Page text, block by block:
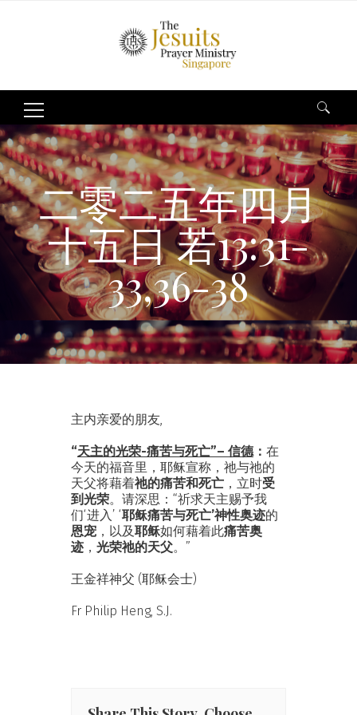
Search
for:
二零二五年四月
十五日 若13:31-
33,36-38
主内亲爱的朋友,
“天主的光荣-痛苦与死亡”– 信德： 在
今天的福音里，耶稣宣称，祂与祂的
天父将藉着祂的痛苦和死亡 ，立时受
到光荣。请深思：“祈求天主赐予我
们‘进入’ ‘耶稣痛苦与死亡’神性奥迹的
恩宠 ，以及耶稣如何藉着此痛苦奥
迹 ， 光荣祂的天父。”
王金祥神父 (耶稣会士)
Fr Philip Heng, S.J.